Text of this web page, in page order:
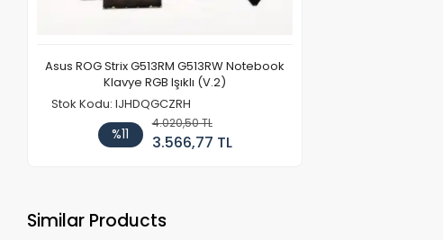
Asus ROG Strix G513RM G513RW Notebook
Klavye RGB Işıklı (V.2)
Stok Kodu: IJHDQGCZRH
%11
4.020,50 TL
3.566,77 TL
Similar Products